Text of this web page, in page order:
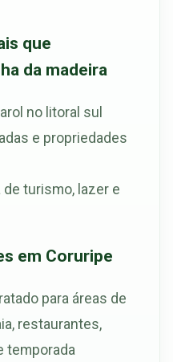
que
da madeira
no litoral sul
e propriedades
turismo, lazer e
em Coruripe
para áreas de
restaurantes,
temporada